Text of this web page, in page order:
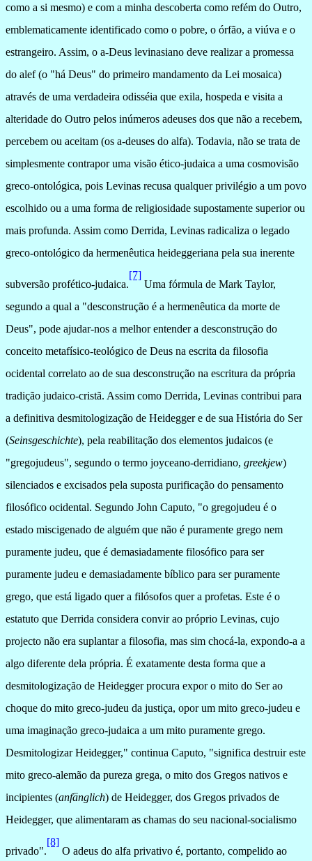
como a si mesmo) e com a minha descoberta como refém do Outro,
emblematicamente identificado como o pobre, o órfão, a viúva e o
estrangeiro. Assim, o a-Deus levinasiano deve realizar a promessa
do alef (o "há Deus" do primeiro mandamento da Lei mosaica)
através de uma verdadeira odisséia que exila, hospeda e visita a
alteridade do Outro pelos inúmeros adeuses dos que não a recebem,
percebem ou aceitam (os a-deuses do alfa). Todavia, não se trata de
simplesmente contrapor uma visão ético-judaica a uma cosmovisão
greco-ontológica, pois Levinas recusa qualquer privilégio a um povo
escolhido ou a uma forma de religiosidade supostamente superior ou
mais profunda. Assim como Derrida, Levinas radicaliza o legado
greco-ontológico da hermenêutica heideggeriana pela sua inerente
subversão profético-judaica.
[7]
Uma fórmula de Mark Taylor,
segundo a qual a "desconstrução é a hermenêutica da morte de
Deus", pode ajudar-nos a melhor entender a desconstrução do
conceito metafísico-teológico de Deus na escrita da filosofia
ocidental correlato ao de sua desconstrução na escritura da própria
tradição judaico-cristã. Assim como Derrida, Levinas contribui para
a definitiva desmitologização de Heidegger e de sua História do Ser
(Seinsgeschichte), pela reabilitação dos elementos judaicos (e
"gregojudeus", segundo o termo joyceano-derridiano, greekjew)
silenciados e excisados pela suposta purificação do pensamento
filosófico ocidental. Segundo John Caputo, "o gregojudeu é o
estado miscigenado de alguém que não é puramente grego nem
puramente judeu, que é demasiadamente filosófico para ser
puramente judeu e demasiadamente bíblico para ser puramente
grego, que está ligado quer a filósofos quer a profetas. Este é o
estatuto que Derrida considera convir ao próprio Levinas, cujo
projecto não era suplantar a filosofia, mas sim chocá-la, expondo-a a
algo diferente dela própria. É exatamente desta forma que a
desmitologização de Heidegger procura expor o mito do Ser ao
choque do mito greco-judeu da justiça, opor um mito greco-judeu e
uma imaginação greco-judaica a um mito puramente grego.
Desmitologizar Heidegger," continua Caputo, "significa destruir este
mito greco-alemão da pureza grega, o mito dos Gregos nativos e
incipientes (anfänglich) de Heidegger, dos Gregos privados de
Heidegger, que alimentaram as chamas do seu nacional-socialismo
privado".
[8]
O adeus do alfa privativo é, portanto, compelido ao